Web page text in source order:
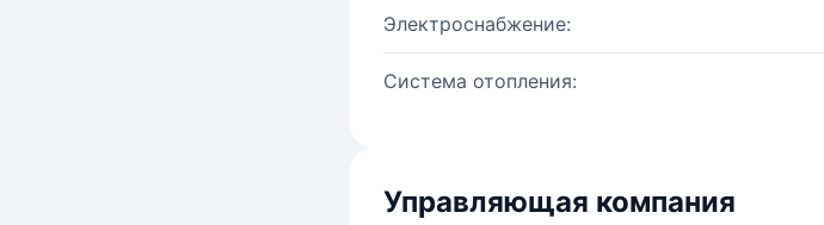
Электроснабжение:
Система отопления:
Управляющая компания